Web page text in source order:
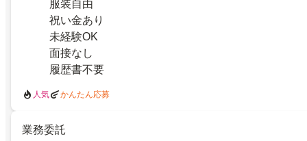
服装自由
祝い金あり
未経験OK
面接なし
履歴書不要
人気 かんたん応募
業務委託